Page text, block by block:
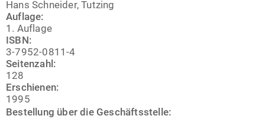
Hans Schneider, Tutzing
Auflage:
1. Auflage
ISBN:
3-7952-0811-4
Seitenzahl:
128
Erschienen:
1995
Bestellung über die Geschäftsstelle: